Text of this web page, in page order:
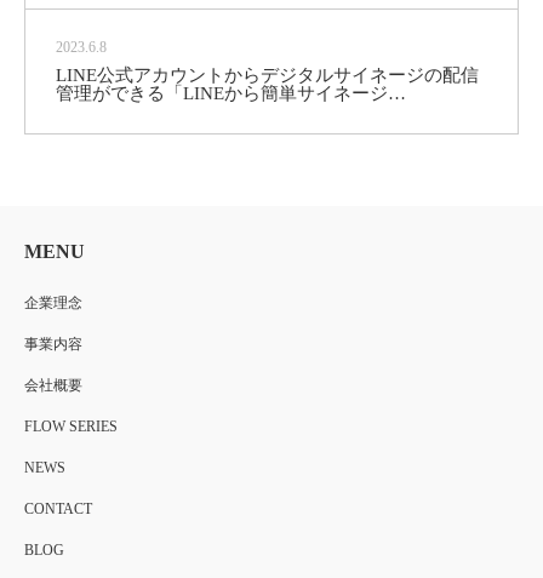
2023.6.8
LINE公式アカウントからデジタルサイネージの配信
管理ができる「LINEから簡単サイネージ…
MENU
企業理念
事業内容
会社概要
FLOW SERIES
NEWS
CONTACT
BLOG